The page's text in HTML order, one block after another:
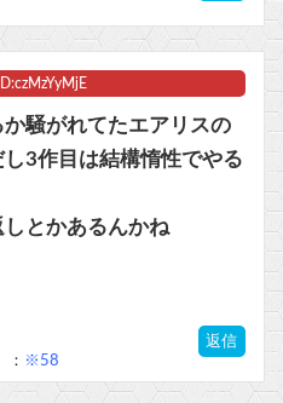
騒がれてたエアリスの
3作目は結構惰性でやる
とかあるんかね
返信
： ※58